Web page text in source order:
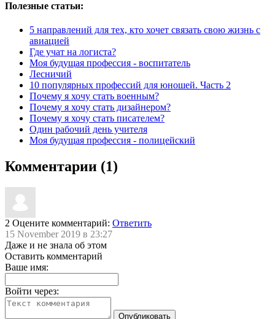
Полезные статьи:
5 направлений для тех, кто хочет связать свою жизнь с
авиацией
Где учат на логиста?
Моя будущая профессия - воспитатель
Лесничий
10 популярных профессий для юношей. Часть 2
Почему я хочу стать военным?
Почему я хочу стать дизайнером?
Почему я хочу стать писателем?
Один рабочий день учителя
Моя будущая профессия - полицейский
Комментарии (1)
2 Оцените комментарий: Ответить
15 November 2019 в 23:27
Даже и не знала об этом
Оставить комментарий
Ваше имя:
Войти через: